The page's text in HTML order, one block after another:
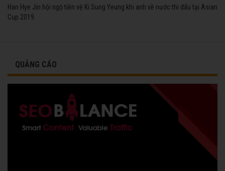
Han Hye Jin hội ngộ tiền vệ Ki Sung Yeung khi anh về nước thi đấu tại Asian
Cup 2019.
QUẢNG CÁO